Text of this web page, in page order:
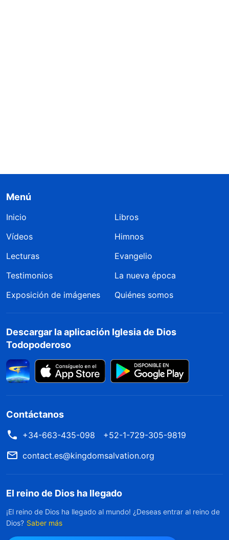
Menú
Inicio
Libros
Vídeos
Himnos
Lecturas
Evangelio
Testimonios
La nueva época
Exposición de imágenes
Quiénes somos
Descargar la aplicación Iglesia de Dios
Todopoderoso
Contáctanos
+34-663-435-098
+52-1-729-305-9819
contact.es@kingdomsalvation.org
El reino de Dios ha llegado
¡El reino de Dios ha llegado al mundo! ¿Deseas entrar al reino de
Dios? Saber más